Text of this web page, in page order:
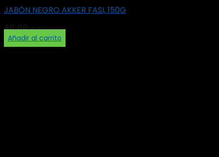
JABÓN NEGRO AKKER FASI, 150G
د.م.40,00
Añadir al carrito